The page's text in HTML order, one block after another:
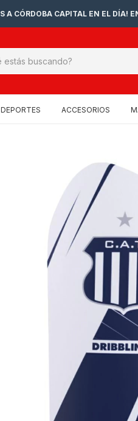
A CÓRDOBA CAPITAL EN EL DÍA!
DEPORTES ACCESORIOS